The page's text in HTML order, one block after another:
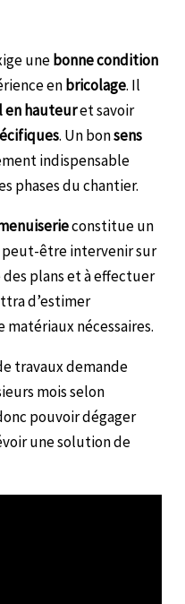
unebonne condition
enbricolage. Il
en hauteuret savoir
. Un bonsens
indispensable
phases du chantier.
constitue un
peut-être intervenir sur
plans et à effectuer
d’estimer
nécessaires.
travaux demande
mois selon
pouvoir dégager
une solution de